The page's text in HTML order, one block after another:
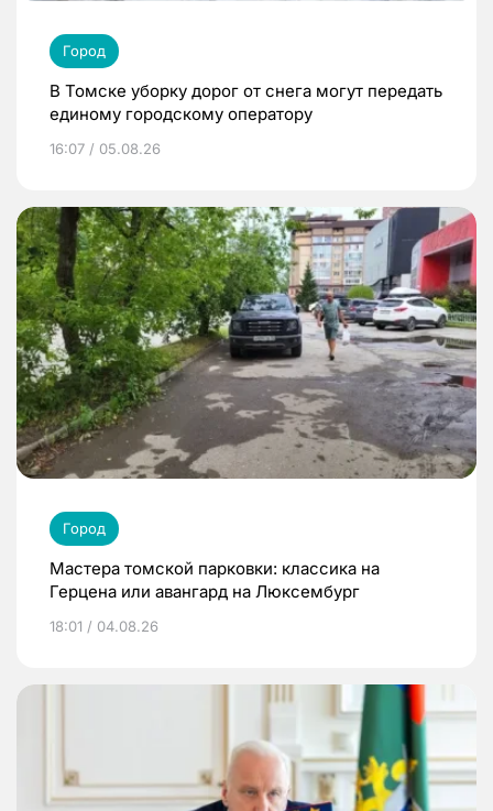
Город
В Томске уборку дорог от снега могут передать
единому городскому оператору
16:07 / 05.08.26
Город
Мастера томской парковки: классика на
Герцена или авангард на Люксембург
18:01 / 04.08.26